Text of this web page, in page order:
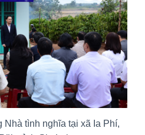
Nhà tình nghĩa tại xã Ia Phí,